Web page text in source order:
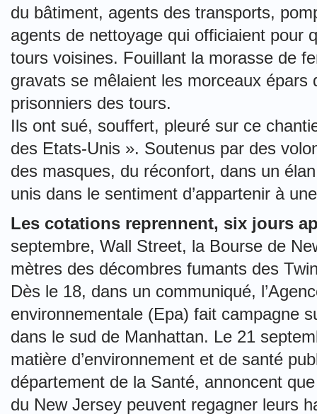
du bâtiment, agents des transports,
agents de nettoyage qui officiaient pour
tours voisines. Fouillant la morasse de
gravats se mêlaient les morceaux épars
prisonniers des tours.
Ils ont sué, souffert, pleuré sur ce
des Etats-Unis ». Soutenus par des
des masques, du réconfort, dans un
unis dans le sentiment d’appartenir à
Les cotations reprennent, six jours
septembre, Wall Street, la Bourse de
mètres des décombres fumants des
Dès le 18, dans un communiqué,
environnementale (Epa) fait campagne
dans le sud de Manhattan. Le 21
matière d’environnement et de santé
département de la Santé, annoncent
du New Jersey peuvent regagner leurs